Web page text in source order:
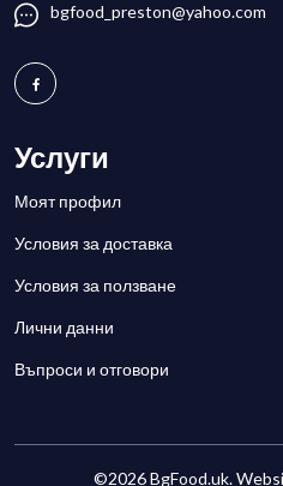
bgfood_preston@yahoo.com
Услуги
Моят профил
Условия за доставка
Условия за ползване
Лични данни
Въпроси и отговори
©2026 BgFood.uk.